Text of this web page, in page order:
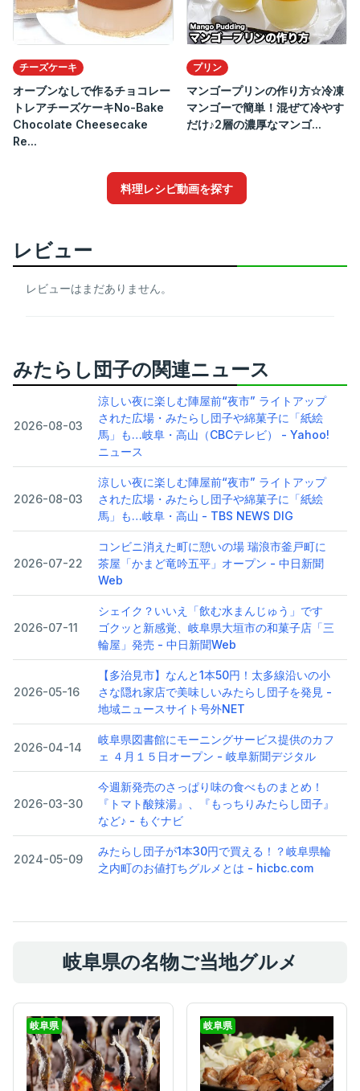
チーズケーキ
オーブンなしで作るチョコレー
トレアチーズケーキNo-Bake
Chocolate Cheesecake
Re...
プリン
マンゴープリンの作り方☆冷凍
マンゴーで簡単！混ぜて冷やす
だけ♪2層の濃厚なマンゴ...
料理レシピ動画を探す
レビュー
レビューはまだありません。
みたらし団子の関連ニュース
2026-08-03
涼しい夜に楽しむ陣屋前“夜市” ライトアップ
された広場・みたらし団子や綿菓子に「紙絵
馬」も…岐阜・高山（CBCテレビ） - Yahoo!
ニュース
2026-08-03
涼しい夜に楽しむ陣屋前“夜市” ライトアップ
された広場・みたらし団子や綿菓子に「紙絵
馬」も…岐阜・高山 - TBS NEWS DIG
2026-07-22
コンビニ消えた町に憩いの場 瑞浪市釜戸町に
茶屋「かまど竜吟五平」オープン - 中日新聞
Web
2026-07-11
シェイク？いいえ「飲む水まんじゅう」です
ゴクッと新感覚、岐阜県大垣市の和菓子店「三
輪屋」発売 - 中日新聞Web
2026-05-16
【多治見市】なんと1本50円！太多線沿いの小
さな隠れ家店で美味しいみたらし団子を発見 -
地域ニュースサイト号外NET
2026-04-14
岐阜県図書館にモーニングサービス提供のカフ
ェ ４月１５日オープン - 岐阜新聞デジタル
2026-03-30
今週新発売のさっぱり味の食べものまとめ！
『トマト酸辣湯』、『もっちりみたらし団子』
など♪ - もぐナビ
2024-05-09
みたらし団子が1本30円で買える！？岐阜県輪
之内町のお値打ちグルメとは - hicbc.com
岐阜県の名物ご当地グルメ
岐阜県 岐阜県